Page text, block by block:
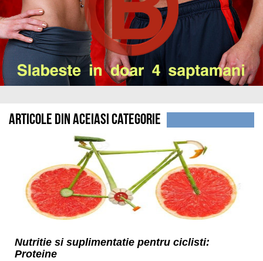
Articole din aceiasi categorie
Nutritie si suplimentatie pentru ciclisti:
Proteine